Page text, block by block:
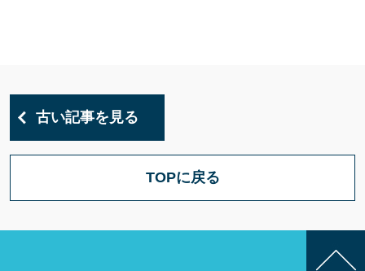
古い記事を見る
TOPに戻る